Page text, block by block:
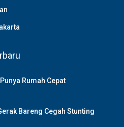
Rumah Cepat
Bareng Cegah Stunting